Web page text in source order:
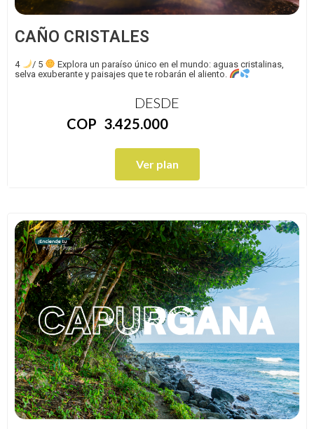
CAÑO CRISTALES
4 / 5
Explora un paraíso único en el mundo: aguas cristalinas,
selva exuberante y paisajes que te robarán el aliento.
DESDE
COP 3.425.000
Ver plan